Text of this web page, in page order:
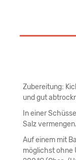
Zubereitung:
und gut
In einer
Salz vermengen.
Auf einem mit
möglichst ohne